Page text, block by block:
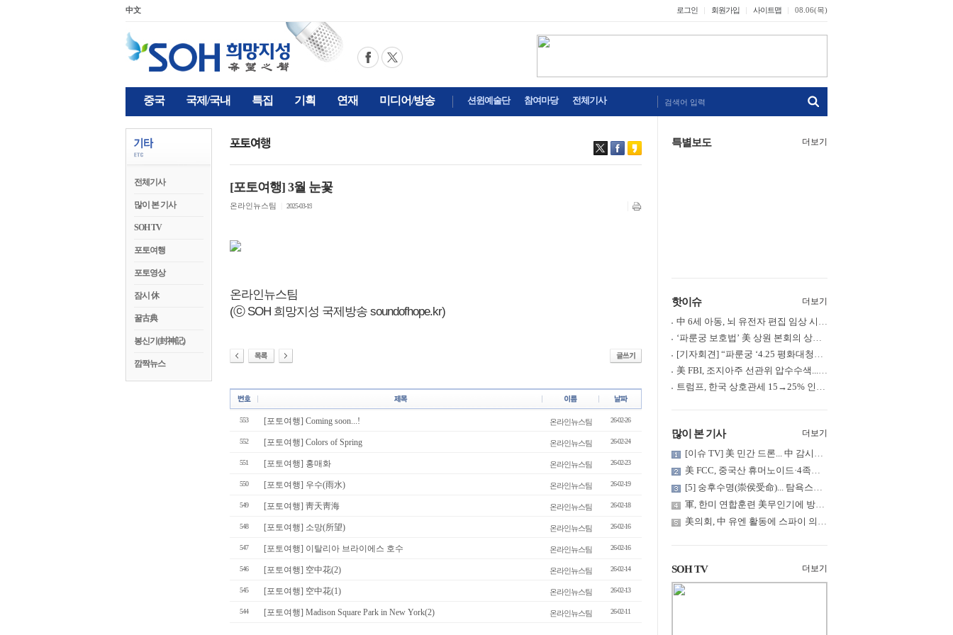
中文 로그인 회원가입 사이트맵 08.06(목)
중국 국제/국내 특집 기획 연재 미디어/방송 션윈예술단 참여마당 전체기사 검색어 입력
전체기사
많이 본 기사
SOH TV
포토여행
포토영상
잠시 休
꿀古典
봉신기(封神記)
깜짝뉴스
[포토여행] 3월 눈꽃
온라인뉴스팀 2025-03-19
온라인뉴스팀
(ⓒ SOH 희망지성 국제방송 soundofhope.kr)
553 [포토여행] Coming soon...! 온라인뉴스팀 26-02-26
552 [포토여행] Colors of Spring 온라인뉴스팀 26-02-24
551 [포토여행] 홍매화 온라인뉴스팀 26-02-23
550 [포토여행] 우수(雨水) 온라인뉴스팀 26-02-19
549 [포토여행] 靑天靑海 온라인뉴스팀 26-02-18
548 [포토여행] 소망(所望) 온라인뉴스팀 26-02-16
547 [포토여행] 이탈리아 브라이에스 호수 온라인뉴스팀 26-02-16
546 [포토여행] 空中花(2) 온라인뉴스팀 26-02-14
545 [포토여행] 空中花(1) 온라인뉴스팀 26-02-13
544 [포토여행] Madison Square Park in New York(2) 온라인뉴스팀 26-02-11
특별보도 더보기
핫이슈 더보기
中 6세 아동, 뇌 유전자 편집 임상 시험 중 사망... 의료진 1년간 ....
‘파룬궁 보호법’ 美 상원 본회의 상정... 최종 입법 ‘초읽기’
[기자회견] “파룬궁 ‘4.25 평화대청원’ 기념 & 중공의 션윈 공연 .....
美 FBI, 조지아주 선관위 압수수색... 트럼프 “부정선거 증거 확보....
트럼프, 한국 상호관세 15→25% 인상... “韓 국회 무력합의 미비준”....
많이 본 기사 더보기
[이슈 TV] 美 민간 드론... 中 감시망 뚫고 군함 근접 촬영
美 FCC, 중국산 휴머노이드·4족보행 로봇·전력 인버터 신규 수입 .....
[5] 숭후수명(崇侯受命)... 탐욕스러운 북백후, 정벌의 기치를 올.....
軍, 한미 연합훈련 美무인기에 방공태세 발령... 왜?
美의회, 中 유엔 활동에 스파이 의혹 제기
SOH TV 더보기